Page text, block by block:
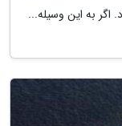
اگر به این وسیله...